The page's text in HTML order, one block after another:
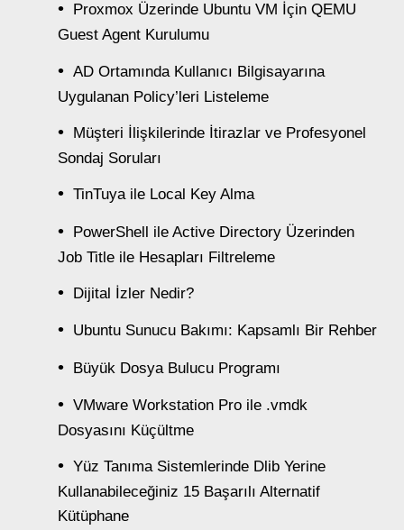
Proxmox Üzerinde Ubuntu VM İçin QEMU
Guest Agent Kurulumu
AD Ortamında Kullanıcı Bilgisayarına
Uygulanan Policy’leri Listeleme
Müşteri İlişkilerinde İtirazlar ve Profesyonel
Sondaj Soruları
TinTuya ile Local Key Alma
PowerShell ile Active Directory Üzerinden
Job Title ile Hesapları Filtreleme
Dijital İzler Nedir?
Ubuntu Sunucu Bakımı: Kapsamlı Bir Rehber
Büyük Dosya Bulucu Programı
VMware Workstation Pro ile .vmdk
Dosyasını Küçültme
Yüz Tanıma Sistemlerinde Dlib Yerine
Kullanabileceğiniz 15 Başarılı Alternatif
Kütüphane